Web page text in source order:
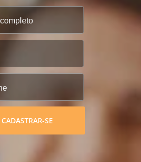
CADASTRAR-SE